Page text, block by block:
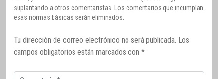
suplantando a otros comentaristas. Los comentarios que incumplan
esas normas básicas serán eliminados.
Tu dirección de correo electrónico no será publicada. Los
campos obligatorios están marcados con *
Comentario